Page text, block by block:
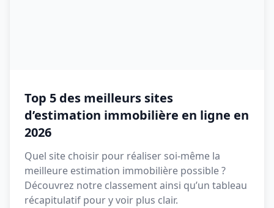
Top 5 des meilleurs sites
d’estimation immobilière en ligne en
2026
Quel site choisir pour réaliser soi-même la
meilleure estimation immobilière possible ?
Découvrez notre classement ainsi qu’un tableau
récapitulatif pour y voir plus clair.